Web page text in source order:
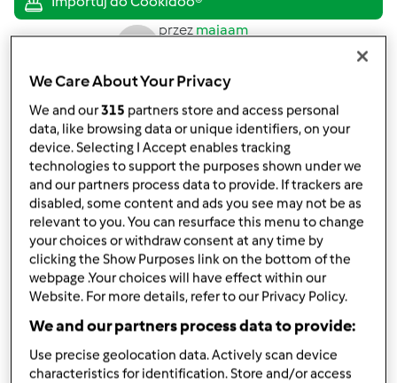
przez majaam
Dodaj do moich kolekcji
podziel się przepisem
Stwórz wariant
Składniki
OMLETY
3jajka
0,5szklanki cukru
We Care About Your Privacy
We and our315 partners store and access personal
data, like browsing data or unique identifiers, on your
device. Selecting I Accept enables tracking
technologies to support the purposes shown under we
and our partners process data to provide. If trackers are
disabled, some content and ads you see may not be as
relevant to you. You can resurface this menu to change
your choices or withdraw consent at any time by
clicking the Show Purposes link on the bottom of the
webpage .Your choices will have effect within our
Website. For more details, refer to our Privacy Policy.
We and our partners process data to provide:
Use precise geolocation data. Actively scan device
characteristics for identification. Store and/or access